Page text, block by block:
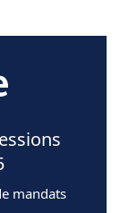
mandats